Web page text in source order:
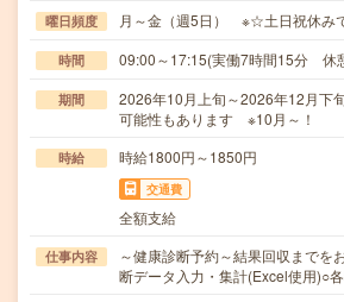
曜日頻度 月～金（週5日） ※☆土日祝休み
時間 09:00～17:15(実働7時間15分 休
期間
2026年10月上旬～2026年12月
可能性もあります ※10月～！
時給 時給1800円～1850円
交通費
全額支給
仕事内容
～健康診断予約～結果回収までを
断データ入力・集計(Excel使用)○